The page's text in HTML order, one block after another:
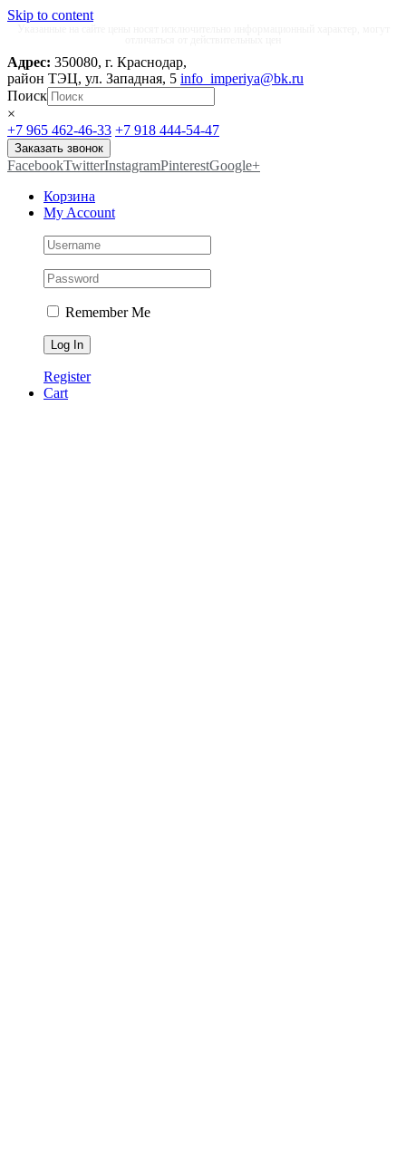
Skip to content
Адрес: 350080, г. Краснодар,
район ТЭЦ, ул. Западная, 5 info_imperiya@bk.ru
Поиск
×
+7 965 462-46-33 +7 918 444-54-47
Заказать звонок
FacebookTwitterInstagramPinterestGoogle+
Корзина
My Account
Remember Me
Register
Cart